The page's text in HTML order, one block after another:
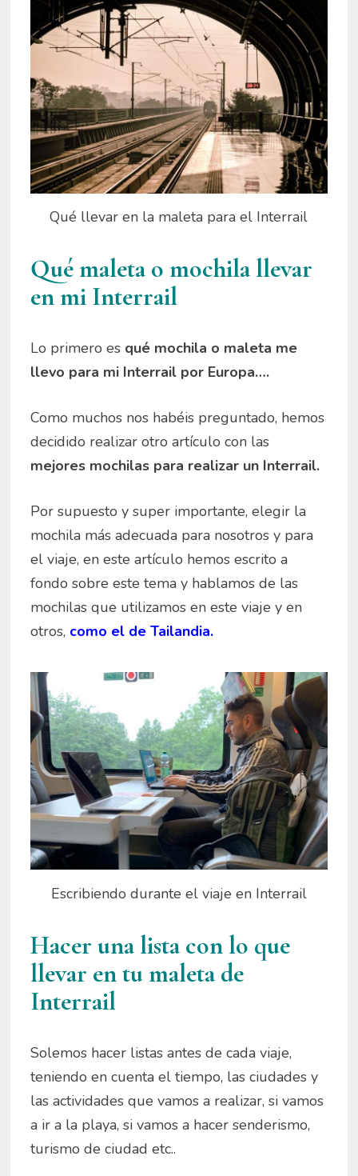
Qué llevar en la maleta para el Interrail
Qué maleta o mochila llevar
en mi Interrail
Lo primero es qué mochila o maleta me
llevo para mi Interrail por Europa….
Como muchos nos habéis preguntado, hemos
decidido realizar otro artículo con las
mejores mochilas para realizar un Interrail.
Por supuesto y super importante, elegir la
mochila más adecuada para nosotros y para
el viaje, en este artículo hemos escrito a
fondo sobre este tema y hablamos de las
mochilas que utilizamos en este viaje y en
otros, como el de Tailandia.
Escribiendo durante el viaje en Interrail
Hacer una lista con lo que
llevar en tu maleta de
Interrail
Solemos hacer listas antes de cada viaje,
teniendo en cuenta el tiempo, las ciudades y
las actividades que vamos a realizar, si vamos
a ir a la playa, si vamos a hacer senderismo,
turismo de ciudad etc..